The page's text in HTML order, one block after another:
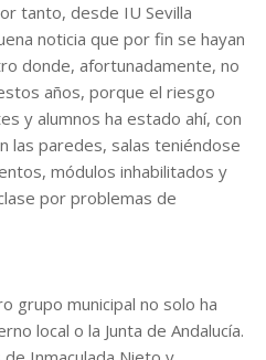
tanto, desde IU Sevilla
noticia que por fin se hayan
donde, afortunadamente, no
años, porque el riesgo
y alumnos ha estado ahí, con
las paredes, salas teniéndose
módulos inhabilitados y
por problemas de
grupo municipal no solo ha
local o la Junta de Andalucía.